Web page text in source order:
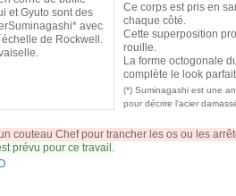
et Gyuto sont des
avec
de Rockwell.
Ce corps est pris en
chaque côté.
Cette superposition
rouille.
La forme octogonale
complète le look
(*) Suminagashi est une
pour décrire l'acier
couteau Chef pour trancher les os ou les
prévu pour ce travail.